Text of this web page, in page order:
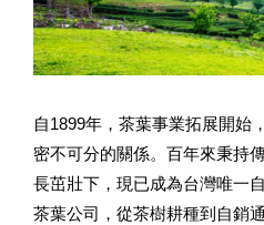
自1899年，茶葉事業拓展開始
密不可分的關係。百年來秉持
長茁壯下，現已成為台灣唯一
茶葉公司，從茶樹耕種到自銷